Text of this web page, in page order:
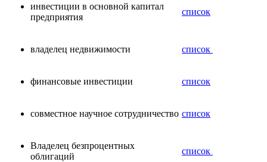
инвестиции в основной капитал
предприятия
список
владелец недвижимости список
финансовые инвестиции список
совместное научное сотрудничество список
Владелец безпроцентных
облигаций
список